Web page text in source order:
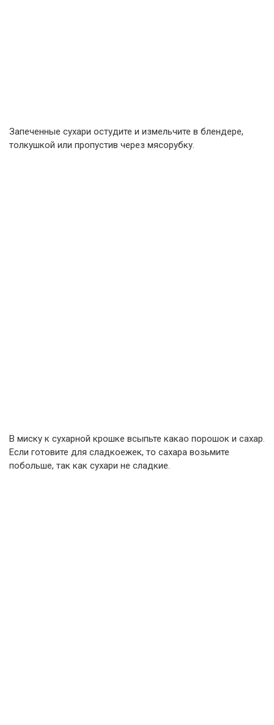
Запеченные сухари остудите и измельчите в блендере,
толкушкой или пропустив через мясорубку.
В миску к сухарной крошке всыпьте какао порошок и сахар.
Если готовите для сладкоежек, то сахара возьмите
побольше, так как сухари не сладкие.